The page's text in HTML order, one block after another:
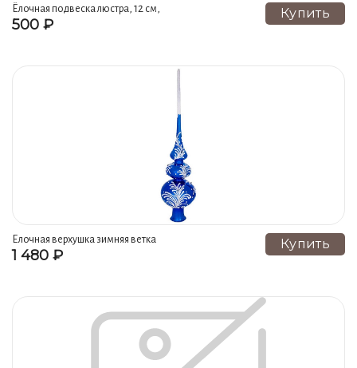
Ёлочная подвеска люстра, 12 см,
елочка
500 ₽
Купить
Елочная верхушка зимняя ветка
синяя, 380 мм, елочка
1 480 ₽
Купить